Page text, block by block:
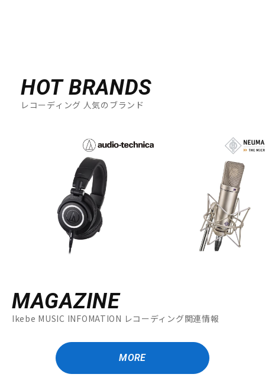
HOT BRANDS
レコーディング 人気のブランド
MAGAZINE
Ikebe MUSIC INFOMATION レコーディング関連情報
MORE